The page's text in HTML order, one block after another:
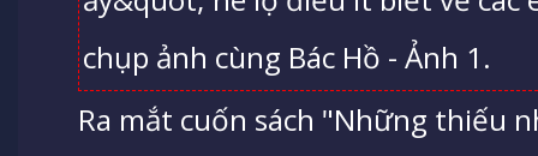
Ra mắt cuốn sách "Những thiếu